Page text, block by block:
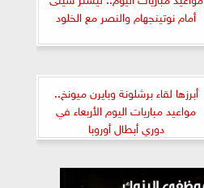
أمام نوتينجهام والنصر مع الخلود
أبرزها لقاء برشلونة وبايرن ميونخ..
مواعيد مباريات اليوم الأربعاء في
دوري أبطال أوروبا